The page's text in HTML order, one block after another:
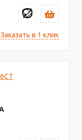
Заказать в 1 клик